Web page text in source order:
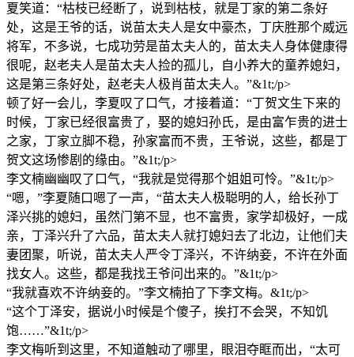
夏笑道：“枯枝已经断了，说到枯枝，就是丁家的第二条好
处，这是王爷的话，说苗太夫人是女中豪杰，丁庆胜那个威远
将军，不多说，七成功劳是苗太夫人的，苗太夫人身体健康得
很呢，赵老夫人是苗太夫人捡的孤儿，自小养大的童养媳妇，
这是第三条好处，赵老夫人极肖苗太夫人。”&1t;/p>
顿了好一会儿，李夏叹了口气，才接着道：“丁贺文生下来的
时候，丁家已经很富贵了，娶的媳妇孙氏，是由富乍贵的进士
之家，丁家立脚不稳，孙家富而不贵，王爷说，这些，都是丁
贺文这场惨剧的缘由。”&1t;/p>
李文楠幽幽叹了口气，“我就是觉得那个姐姐可怜。”&1t;/p>
“嗯，”李夏随口嗯了一声，“苗太夫人极聪明的人，给长孙丁
泽兴挑的媳妇，虽然门第不显，也不富贵，家学却极好，一成
亲，丁泽兴升了六品，苗太夫人就打媳妇去了北边，让他们夫
妻团聚，听说，苗太夫人严令丁泽兴，不许纳妾，不许在外面
找女人。这些，都是我找王爷问出来的。”&1t;/p>
“我就喜欢不许纳妾的。”李文楠拍了下李文梅。&1t;/p>
“这个丁泽安，据说小时候是个傻子，挨打不会哭，不知饥
饱……”&1t;/p>
李文梅听到这里，不知道触动了哪里，眼泪夺眶而出，“太可